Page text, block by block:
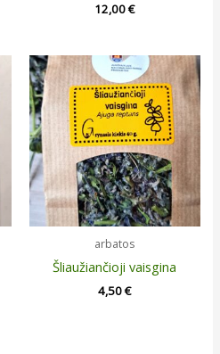
12,00€
arbatos
Šliaužiančioji vaisgina
4,50€